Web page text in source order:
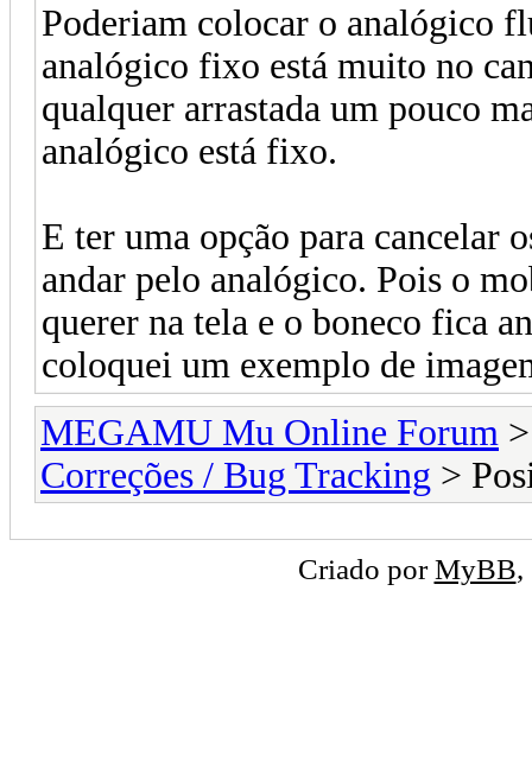
Poderiam colocar o analógico
analógico fixo está muito no
qualquer arrastada um pouco
analógico está fixo.
E ter uma opção para cancelar
andar pelo analógico. Pois o
querer na tela e o boneco fica
coloquei um exemplo de
MEGAMU Mu Online Forum
Correções / Bug Tracking >
Criado porMyBB,